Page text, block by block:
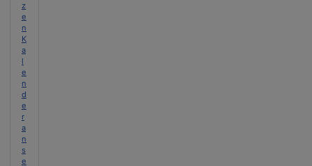
z
e
n
K
a
l
e
n
d
e
r
a
n
s
e